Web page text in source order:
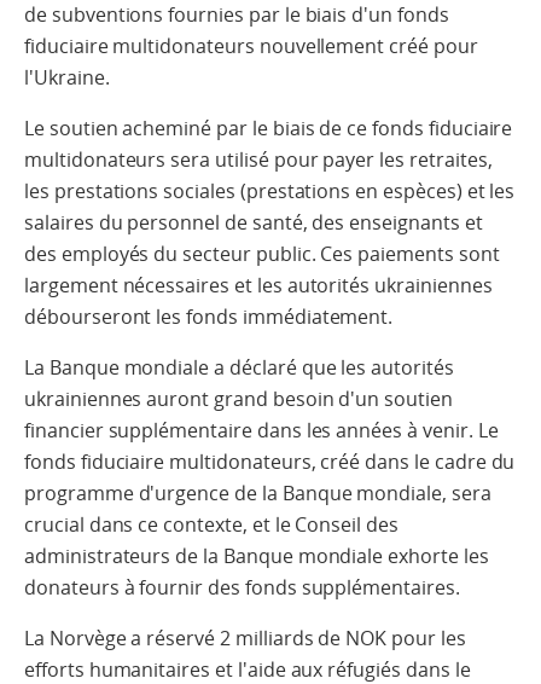
de subventions fournies par le biais d'un fonds
fiduciaire multidonateurs nouvellement créé pour
l'Ukraine.
Le soutien acheminé par le biais de ce fonds fiduciaire
multidonateurs sera utilisé pour payer les retraites,
les prestations sociales (prestations en espèces) et les
salaires du personnel de santé, des enseignants et
des employés du secteur public. Ces paiements sont
largement nécessaires et les autorités ukrainiennes
débourseront les fonds immédiatement.
La Banque mondiale a déclaré que les autorités
ukrainiennes auront grand besoin d'un soutien
financier supplémentaire dans les années à venir. Le
fonds fiduciaire multidonateurs, créé dans le cadre du
programme d'urgence de la Banque mondiale, sera
crucial dans ce contexte, et le Conseil des
administrateurs de la Banque mondiale exhorte les
donateurs à fournir des fonds supplémentaires.
La Norvège a réservé 2 milliards de NOK pour les
efforts humanitaires et l'aide aux réfugiés dans le